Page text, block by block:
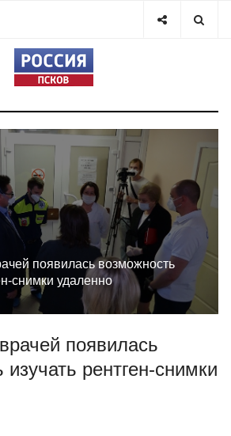
появилась возможность
снимки удаленно
появилась
рентген-снимки